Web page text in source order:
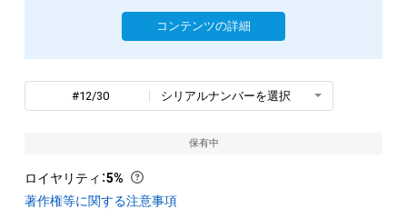
コンテンツの詳細
#12/30 シリアルナンバーを選択
保有中
ロイヤリティ ：5%
著作権等に関する注意事項